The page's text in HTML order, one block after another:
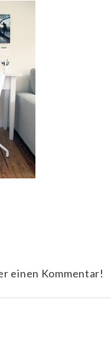
einen Kommentar!